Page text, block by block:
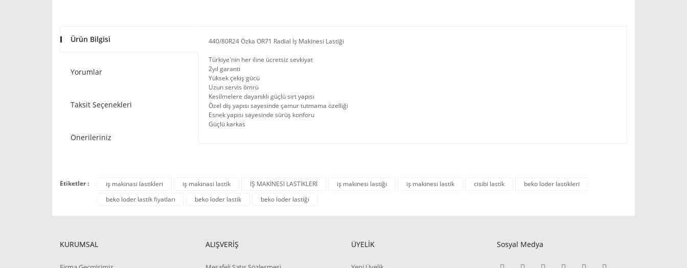
Ürün Bilgisi
Yorumlar
Taksit Seçenekleri
Önerileriniz
440/80R24 Özka OR71 Radial İş Makinesi Lastiği
Türkiye'nin her iline ücretsiz sevkiyat
2yıl garanti
Yüksek çekiş gücü
Uzun servis ömrü
Kesilmelere dayanıklı güçlü sırt yapısı
Özel diş yapısı sayesinde çamur tutmama özelliği
Esnek yapısı sayesinde sürüş konforu
Güçlü karkas
Etiketler : iş makinasi lastikleri iş makinasi lastik İŞ MAKİNESİ LASTİKLERİ iş makinesi lastiği iş makinesi lastik cisibi lastik
beko loder lastikleri
beko loder lastik fiyatları
beko loder lastik beko loder lastiği
KURUMSAL ALIŞVERİŞ ÜYELİK Sosyal Medya